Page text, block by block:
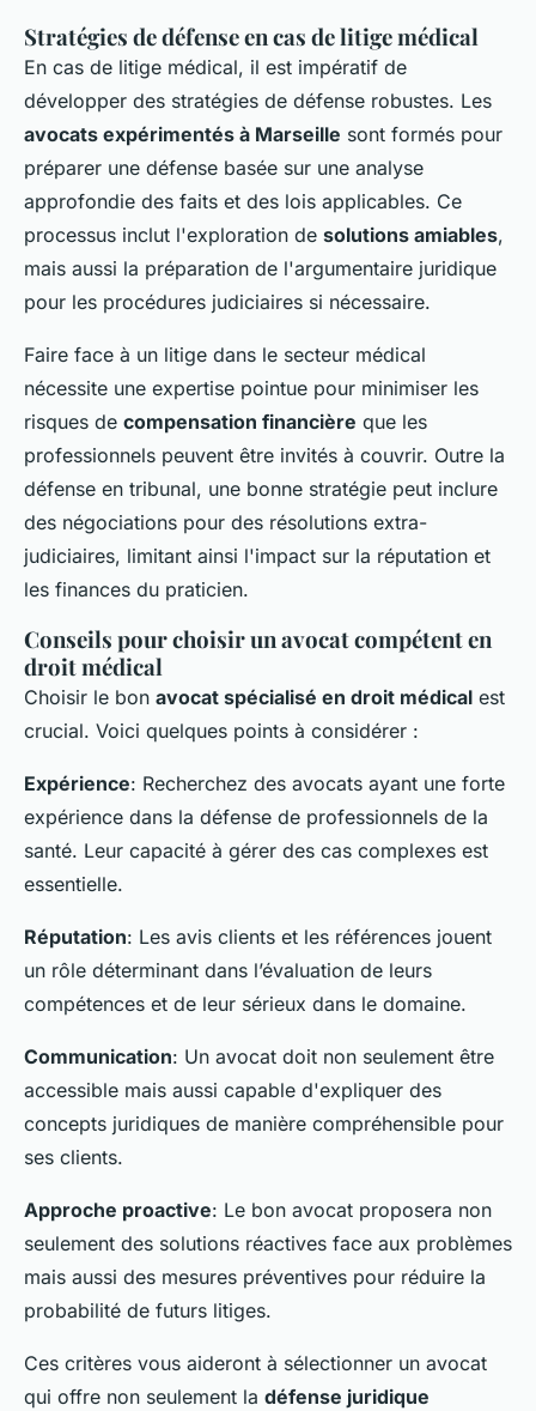
Stratégies de défense en cas de litige médical
En cas de litige médical, il est impératif de
développer des stratégies de défense robustes. Les
avocats expérimentés à Marseille sont formés pour
préparer une défense basée sur une analyse
approfondie des faits et des lois applicables. Ce
processus inclut l'exploration de solutions amiables,
mais aussi la préparation de l'argumentaire juridique
pour les procédures judiciaires si nécessaire.
Faire face à un litige dans le secteur médical
nécessite une expertise pointue pour minimiser les
risques de compensation financière que les
professionnels peuvent être invités à couvrir. Outre la
défense en tribunal, une bonne stratégie peut inclure
des négociations pour des résolutions extra-
judiciaires, limitant ainsi l'impact sur la réputation et
les finances du praticien.
Conseils pour choisir un avocat compétent en
droit médical
Choisir le bon avocat spécialisé en droit médical est
crucial. Voici quelques points à considérer :
Expérience: Recherchez des avocats ayant une forte
expérience dans la défense de professionnels de la
santé. Leur capacité à gérer des cas complexes est
essentielle.
Réputation: Les avis clients et les références jouent
un rôle déterminant dans l’évaluation de leurs
compétences et de leur sérieux dans le domaine.
Communication: Un avocat doit non seulement être
accessible mais aussi capable d'expliquer des
concepts juridiques de manière compréhensible pour
ses clients.
Approche proactive: Le bon avocat proposera non
seulement des solutions réactives face aux problèmes
mais aussi des mesures préventives pour réduire la
probabilité de futurs litiges.
Ces critères vous aideront à sélectionner un avocat
qui offre non seulement la défense juridique